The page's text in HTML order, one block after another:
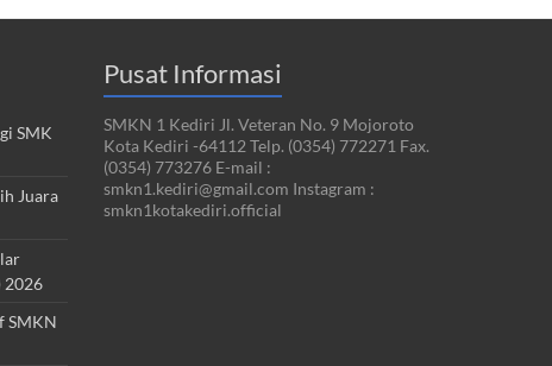
SMK
Juara
2026
SMKN
Pusat Informasi
SMKN 1 Kediri Jl. Veteran No. 9 Mojoroto
Kota Kediri -64112 Telp. (0354) 772271 Fax.
(0354) 773276 E-mail :
smkn1.kediri@gmail.com Instagram :
smkn1kotakediri.official